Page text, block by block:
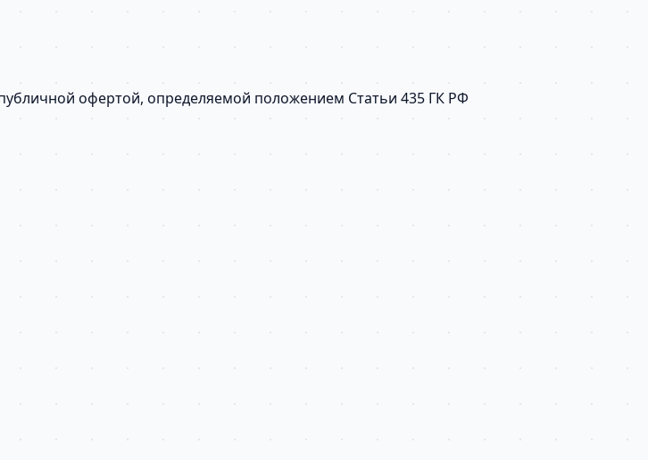
офертой, определяемой положением Статьи 435 ГК РФ